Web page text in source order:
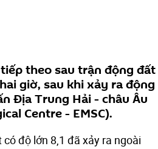
theo sau trận động đất
giờ, sau khi xảy ra động
Địa Trung Hải - châu Âu
Centre - EMSC).
độ lớn 8,1 đã xảy ra ngoài